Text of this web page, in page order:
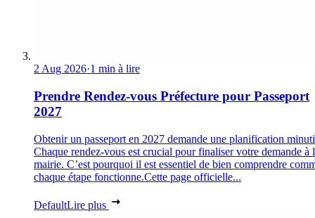
2 Aug 2026·1 min à lire
Prendre Rendez-vous Préfecture pour Passeport
2027
Obtenir un passeport en 2027 demande une planification
Chaque rendez-vous est crucial pour finaliser votre demande à
mairie. C’est pourquoi il est essentiel de bien comprendre
chaque étape fonctionne.Cette page officielle...
DefaultLire plus